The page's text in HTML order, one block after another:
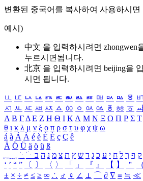
변환된 중국어를 복사하여 사용하시면
예시)
中文 을 입력하시려면 zhongwen
누르시면됩니다.
北京 을 입력하시려면 beijing을
시면 됩니다.
ㅥ ㅦ ㅧ ㅨ ㅩ ㅪ ㅫ ㅬ ㅭ ㅮ ㅯ ㅰ ㅱ ㅲ
ㅺ ㅻ ㅼ ㅽ ㅾ ㅿ ㆀ ㆁ ㆂ ㆃ ㆄ ㆅ ㆆ
Α Β ΓΔ Ε Ζ Η Θ Ι ΚΛ Μ Ν Ξ Ο Π Ρ Σ Τ
θ ι κ λ μ ν ξ ο π ρ σ τ υ φ χ ψ ω
á à Á À é è É È ç Ç ê
Ä Ö Ü ä ö ü ß
ִֶֹ ֻּ ׁׂ ק ף ך ל ח י ע כ ג ד ש ץ ת צ מ נ ה ב
‘ ’ “ ” 〔 〕 〈 〉 「 」 『 』 【 】 ＂ （
± × ÷ ≠ ≤ ≥ ∞ ∴ ♂ ♀ ∠ ⊥ ⌒ ∂ ∇ ≡ ≒ ≪